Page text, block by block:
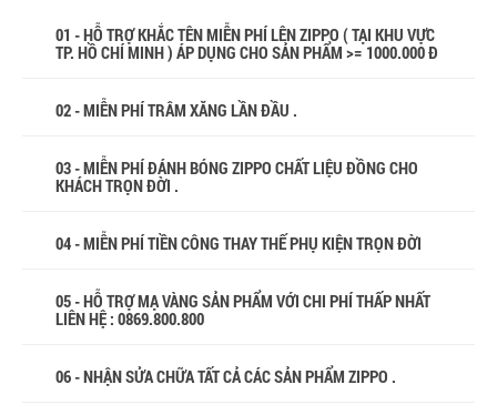
01 - HỖ TRỢ KHẮC TÊN MIỄN PHÍ LÊN ZIPPO ( TẠI KHU VỰC
TP. HỒ CHÍ MINH ) ÁP DỤNG CHO SẢN PHẨM >= 1000.000 Đ
02 - MIỄN PHÍ TRÂM XĂNG LẦN ĐẦU .
03 - MIỄN PHÍ ĐÁNH BÓNG ZIPPO CHẤT LIỆU ĐỒNG CHO
KHÁCH TRỌN ĐỜI .
04 - MIỄN PHÍ TIỀN CÔNG THAY THẾ PHỤ KIỆN TRỌN ĐỜI
05 - HỖ TRỢ MẠ VÀNG SẢN PHẨM VỚI CHI PHÍ THẤP NHẤT
LIÊN HỆ : 0869.800.800
06 - NHẬN SỬA CHỮA TẤT CẢ CÁC SẢN PHẨM ZIPPO .